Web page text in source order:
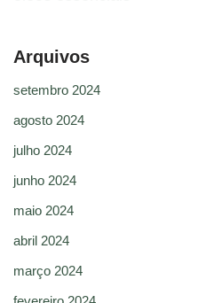
Arquivos
setembro 2024
agosto 2024
julho 2024
junho 2024
maio 2024
abril 2024
março 2024